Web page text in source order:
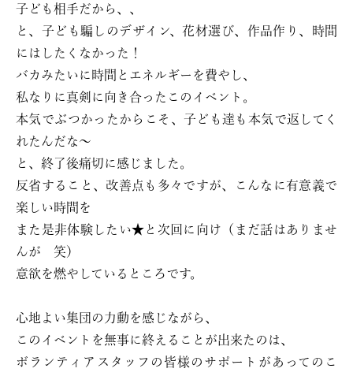
子ども相手だから、、
と、子ども騙しのデザイン、花材選び、作品作り、時間
にはしたくなかった！
バカみたいに時間とエネルギーを費やし、
私なりに真剣に向き合ったこのイベント。
本気でぶつかったからこそ、子ども達も本気で返してく
れたんだな〜
と、終了後痛切に感じました。
反省すること、改善点も多々ですが、こんなに有意義で
楽しい時間を
また是非体験したい★と次回に向け（まだ話はありませ
んが 笑）
意欲を燃やしているところです。
心地よい集団の力動を感じながら、
このイベントを無事に終えることが出来たのは、
ボランティアスタッフの皆様のサポートがあってのこ